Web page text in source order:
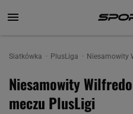
Siatkówka PlusLiga Niesamowity
Niesamowity
meczu PlusLigi